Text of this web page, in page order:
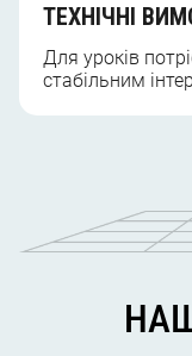
ТЕХНІЧНІ
Для уроків
стабільним